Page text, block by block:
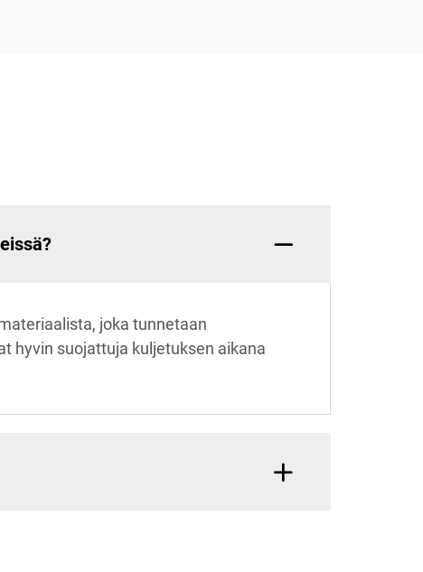
joka tunnetaan
hyvin suojattuja kuljetuksen aikana